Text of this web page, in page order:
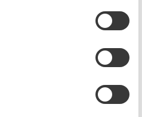
336,85 Kč/ks
do košíku